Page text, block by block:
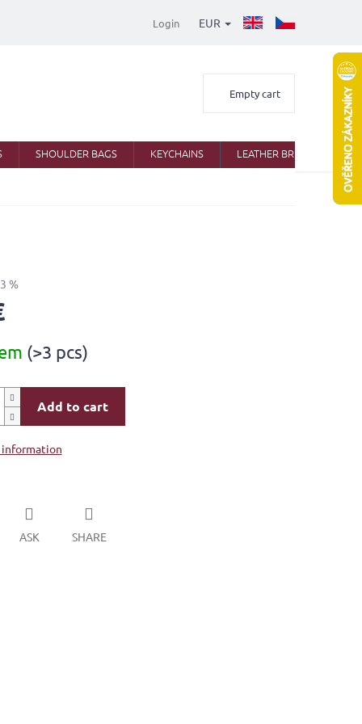
EUR
Login
Shopping
Empty cart
SHOULDER BAGS KEYCHAINS LEATHER BRIEFCASES
%
(>3 pcs)
Add to cart
ASK SHARE